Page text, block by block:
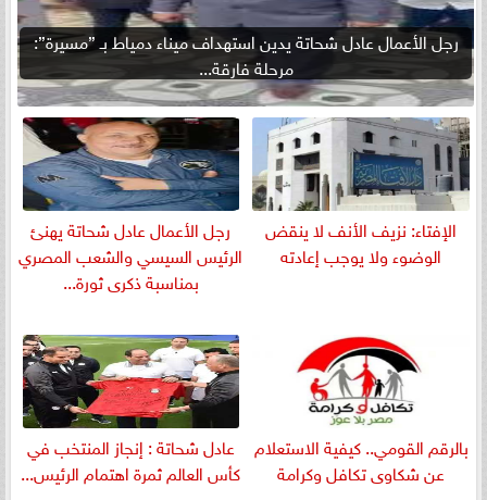
رجل الأعمال عادل شحاتة يدين استهداف ميناء دمياط بـ ”مسيرة”:
مرحلة فارقة...
الإفتاء: نزيف الأنف لا ينقض
الوضوء ولا يوجب إعادته
رجل الأعمال عادل شحاتة يهنئ
الرئيس السيسي والشعب المصري
بمناسبة ذكرى ثورة...
بالرقم القومي.. كيفية الاستعلام
عن شكاوى تكافل وكرامة
عادل شحاتة : إنجاز المنتخب في
كأس العالم ثمرة اهتمام الرئيس...